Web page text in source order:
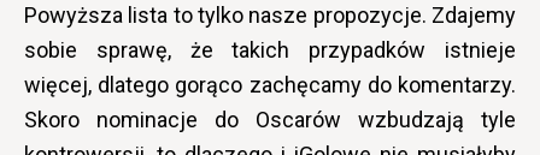
Powyższa lista to tylko nasze propozycje. Zdajemy
sobie sprawę, że takich przypadków istnieje
więcej, dlatego gorąco zachęcamy do komentarzy.
Skoro nominacje do Oscarów wzbudzają tyle